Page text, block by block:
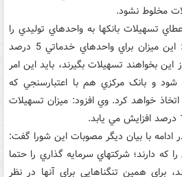
مخلوط نشود.
تسهيلات بانکها به واحدهاي توليدي را
تا 15 درصد ذکر کرد و گفت: اين ميزان براي واحدهاي خدماتي 5 درصد
بخواهند تسهيلات بگيرند، بايد اين امر
و بانک مرکزي هم با اعتبارسنجي که
خواهد کرد. وي افزود: ميزان تسهيلات
ادامه با بيان ديگر مصوبات اين شورا گفت:
که دارند؛ شرکتهاي سرمايه گذاري را حتما
براي همين تنگناهايي براي آنها در نظر